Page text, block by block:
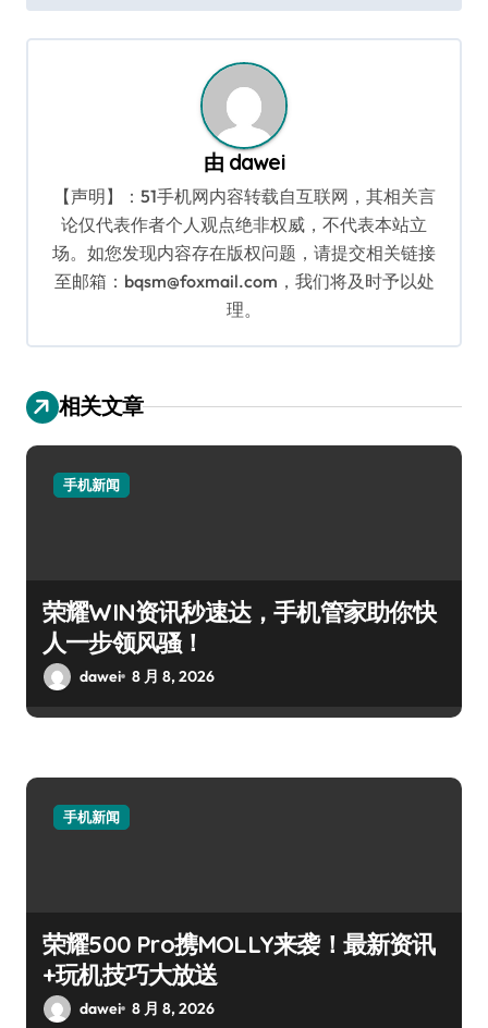
导
由 dawei
【声明】：51手机网内容转载自互联网，其相关言
论仅代表作者个人观点绝非权威，不代表本站立
场。如您发现内容存在版权问题，请提交相关链接
至邮箱：bqsm@foxmail.com，我们将及时予以处
理。
相关文章
手机新闻
荣耀WIN资讯秒速达，手机管家助你快
人一步领风骚！
dawei 8 月 8, 2026
手机新闻
荣耀500 Pro携MOLLY来袭！最新资讯
+玩机技巧大放送
dawei 8 月 8, 2026